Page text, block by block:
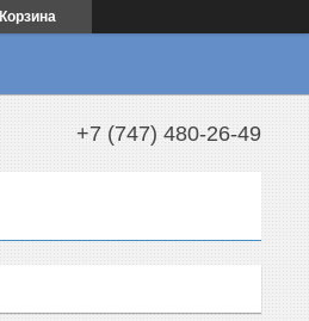
Корзина
+7 (747) 480-26-49